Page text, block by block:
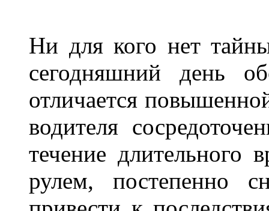
Ни для кого нет
сегодняшний день
отличается
водителя
течение длительного
рулем, постепенно